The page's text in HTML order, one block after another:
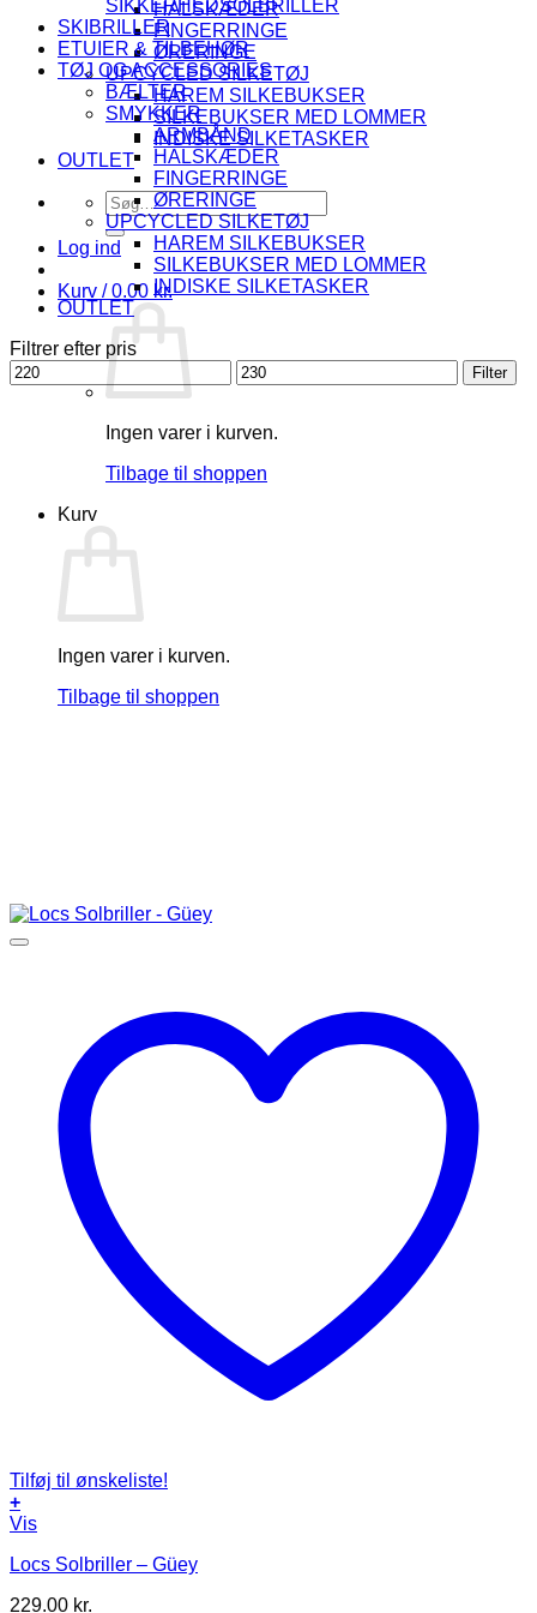
HALSKÆDER
FINGERRINGE
ØRERINGE
UPCYCLED SILKETØJ
HAREM SILKEBUKSER
SILKEBUKSER MED LOMMER
INDISKE SILKETASKER
OUTLET
Søg
efter:
Log ind
Kurv /0.00 kr.
Ingen varer i kurven.
Tilbage til shoppen
Kurv
Ingen varer i kurven.
Tilbage til shoppen
SIKKERHEDSOLBRILLER
SKIBRILLER
ETUIER & TILBEHØR
TØJ OG ACCESSORIES
BÆLTER
SMYKKER
ARMBÅND
HALSKÆDER
FINGERRINGE
ØRERINGE
UPCYCLED SILKETØJ
HAREM SILKEBUKSER
SILKEBUKSER MED LOMMER
INDISKE SILKETASKER
OUTLET
Filtrer efter pris
Mindste
pris
Højeste
pris
Filter
Tilføj til ønskeliste!
+
Vis
Locs Solbriller – Güey
229.00 kr.